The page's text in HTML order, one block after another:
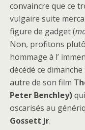
convaincre que ce
vulgaire suite
figure de gadget (
Non, profitons
hommage à l’
décédé ce
autre de son film T
Peter Benchley)
oscarisés au
Gossett Jr.